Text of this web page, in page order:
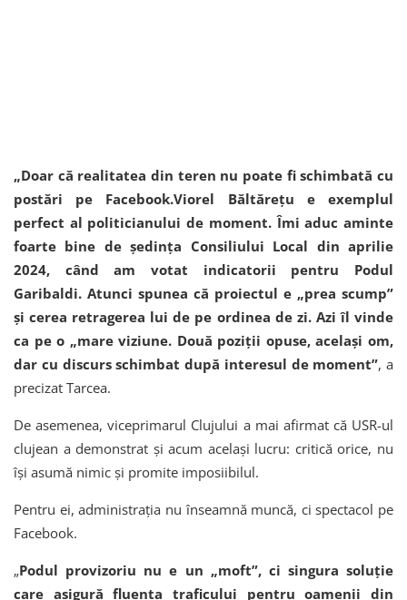
„Doar că realitatea din teren nu poate fi schimbată cu
postări pe Facebook.Viorel Băltărețu e exemplul
perfect al politicianului de moment. Îmi aduc aminte
foarte bine de ședința Consiliului Local din aprilie
2024, când am votat indicatorii pentru Podul
Garibaldi. Atunci spunea că proiectul e „prea scump”
și cerea retragerea lui de pe ordinea de zi. Azi îl vinde
ca pe o „mare viziune. Două poziții opuse, același om,
dar cu discurs schimbat după interesul de moment”, a
precizat Tarcea.
De asemenea, viceprimarul Clujului a mai afirmat că USR-ul
clujean a demonstrat și acum același lucru: critică orice, nu
își asumă nimic și promite imposiibilul.
Pentru ei, administrația nu înseamnă muncă, ci spectacol pe
Facebook.
„Podul provizoriu nu e un „moft”, ci singura soluție
care asigură fluența traficului pentru oamenii din